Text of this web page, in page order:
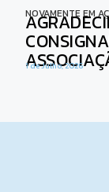
NOVAMENTE EM
1 de Julho, 2026